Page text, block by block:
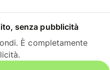
senza pubblicità
È completamente